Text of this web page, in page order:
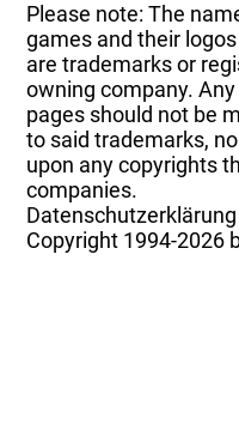
Please note: The
games and their
are trademarks or
owning company.
pages should not be
to said trademarks,
upon any copyrights
companies.
Datenschutzerklärung
Copyright 1994-2026